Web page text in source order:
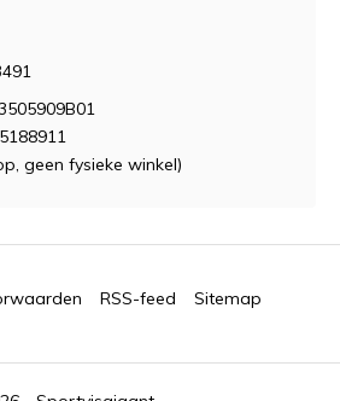
geen fysieke winkel)
RSS-feed Sitemap